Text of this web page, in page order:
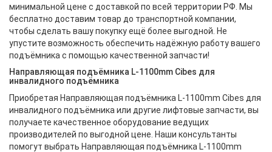
минимальной цене с доставкой по всей территории РФ. Мы
бесплатно доставим товар до транспортной компании,
чтобы сделать вашу покупку ещё более выгодной. Не
упустите возможность обеспечить надёжную работу вашего
подъёмника с помощью качественной запчасти!
Направляющая подъёмника L-1100mm Cibes для
инвалидного подъёмника
Приобретая Направляющая подъёмника L-1100mm Cibes для
инвалидного подъёмника или другие лифтовые запчасти, вы
получаете качественное оборудование ведущих
производителей по выгодной цене. Наши консультанты
помогут выбрать Направляющая подъёмника L-1100mm